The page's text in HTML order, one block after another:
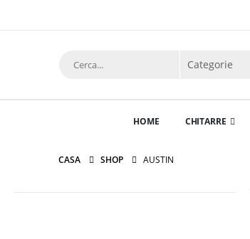
HOME CHITARRE
CASA SHOP AUSTIN